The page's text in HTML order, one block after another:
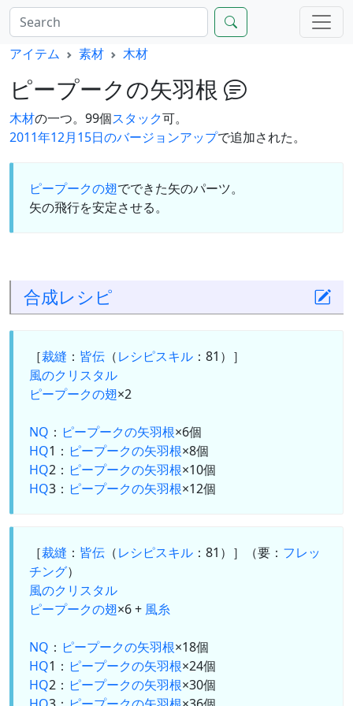
アイテム 素材 木材
ピープークの矢羽根
木材の一つ。99個スタック可。
2011年12月15日のバージョンアップで追加された。
ピープークの翅でできた矢のパーツ。
矢の飛行を安定させる。
合成レシピ
［裁縫 ： 皆伝 （レシピスキル ：81）］
風のクリスタル
ピープークの翅×2
NQ ： ピープークの矢羽根×6個
HQ1： ピープークの矢羽根×8個
HQ2： ピープークの矢羽根×10個
HQ3： ピープークの矢羽根×12個
［裁縫 ： 皆伝 （レシピスキル ：81）］（要： フレッ
チング）
風のクリスタル
ピープークの翅×6 + 風糸
NQ ： ピープークの矢羽根×18個
HQ1： ピープークの矢羽根×24個
HQ2： ピープークの矢羽根×30個